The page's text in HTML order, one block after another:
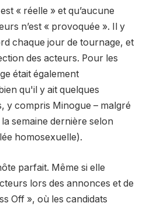
« réelle » et qu’aucune
n’est « provoquée ». Il y
chaque jour de tournage, et
des acteurs. Pour les
était également
qu'il y ait quelques
y compris Minogue – malgré
semaine dernière selon
homosexuelle).
parfait. Même si elle
lors des annonces et de
Off », où les candidats